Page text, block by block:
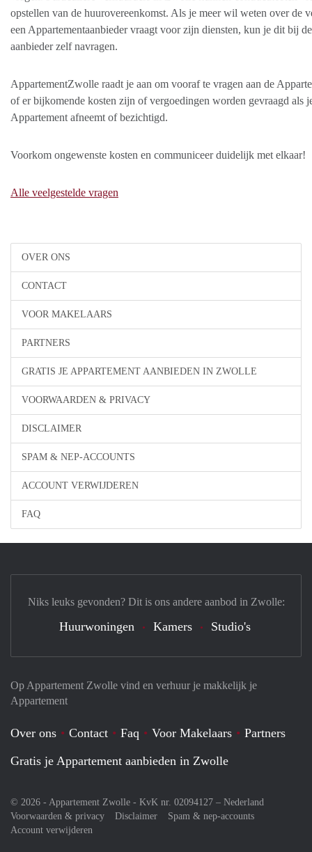
OVER ONS
CONTACT
VOOR MAKELAARS
PARTNERS
GRATIS JE APPARTEMENT AANBIEDEN IN ZWOLLE
VOORWAARDEN & PRIVACY
DISCLAIMER
SPAM & NEP-ACCOUNTS
ACCOUNT VERWIJDEREN
FAQ
opstellen van de huurovereenkomst. Als je meer wil weten over de
een Appartementaanbieder vraagt voor zijn diensten, kun je dit bij
aanbieder zelf navragen.
AppartementZwolle raadt je aan om vooraf te vragen aan de
of er bijkomende kosten zijn of vergoedingen worden gevraagd als
Appartement afneemt of bezichtigd.
Voorkom ongewenste kosten en communiceer duidelijk met elkaar!
Alle veelgestelde vragen
Op Appartement Zwolle vind en verhuur je makkelijk je
Appartement
Over ons Contact Faq Voor Makelaars
Partners
Gratis je Appartement aanbieden in Zwolle
© 2026 - Appartement Zwolle - KvK nr. 02094127 – Nederland
Voorwaarden & privacy
Disclaimer
Spam & nep-accounts
Account verwijderen
Niks leuks gevonden? Dit is ons andere aanbod in Zwolle:
Huurwoningen Kamers Studio's